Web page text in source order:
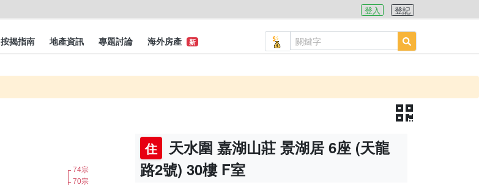
登入 登記
按揭指南 地產資訊 專題討論 海外房產 新
住
天水圍 嘉湖山莊 景湖居 6座 (天龍
路2號) 30樓 F室